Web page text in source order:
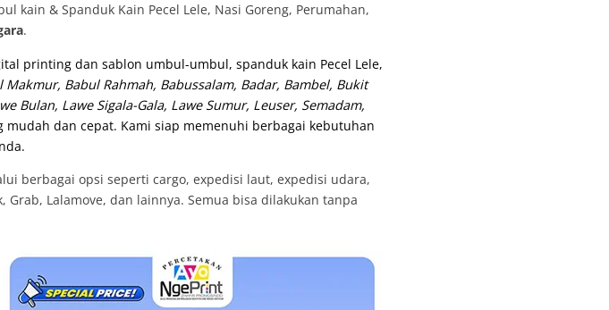
kain & Spanduk Kain Pecel Lele, Nasi Goreng, Perumahan,
.
printing dan sablon umbul-umbul, spanduk kain Pecel Lele,
Makmur, Babul Rahmah, Babussalam, Badar, Bambel, Bukit
Bulan, Lawe Sigala-Gala, Lawe Sumur, Leuser, Semadam,
mudah dan cepat. Kami siap memenuhi berbagai kebutuhan
berbagai opsi seperti cargo, expedisi laut, expedisi udara,
Grab, Lalamove, dan lainnya. Semua bisa dilakukan tanpa